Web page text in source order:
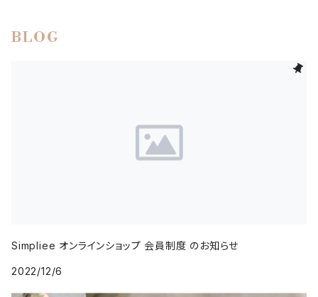
BLOG
Simpliee オンラインショップ 会員制度 のお知らせ
2022/12/6